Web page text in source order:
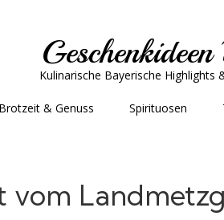
Kulinarische Bayerische Highlights
Brotzeit & Genuss Spirituosen
vom